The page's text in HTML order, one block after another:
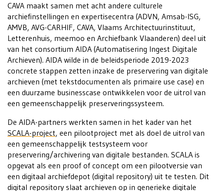
CAVA maakt samen met acht andere culturele
archiefinstellingen en expertisecentra (ADVN, Amsab-ISG,
AMVB, AVG-CARHIF, CAVA, Vlaams Architectuurinstituut,
Letterenhuis, meemoo en Archiefbank Vlaanderen) deel uit
van het consortium AIDA (Automatisering Ingest Digitale
Archieven). AIDA wilde in de beleidsperiode 2019-2023
concrete stappen zetten inzake de preservering van digitale
archieven (met tekstdocumenten als primaire use case) en
een duurzame businesscase ontwikkelen voor de uitrol van
een gemeenschappelijk preserveringssysteem.
De AIDA-partners werkten samen in het kader van het
SCALA-project, een pilootproject met als doel de uitrol van
een gemeenschappelijk testsysteem voor
preservering/archivering van digitale bestanden. SCALA is
opgevat als een proof of concept om een pilootversie van
een digitaal archiefdepot (digital repository) uit te testen. Dit
digital repository slaat archieven op in generieke digitale